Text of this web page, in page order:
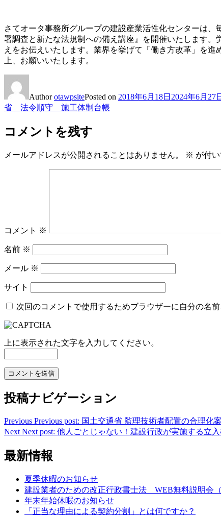
さてオータ事務所グループの建設産業活性化センターは
署調査と新たな法規制への備え講座』を開催いたします
えをお伝えいたします。業界を挙げて「働き方改革」を
上、お願いいたします。
AuthorotawpsitePosted on 2018年6月18日 2024年6月27
省 法令順守 施工体制台帳
コメントを残す
メールアドレスが公開されることはありません。 ※ が付
コメント ※
名前 ※
メール ※
サイト
次回のコメントで使用するためブラウザーに自分の名
上に表示された文字を入力してください。
投稿ナビゲーション
Previous Previous post: 国土交通省 監理技術者配置の合理化
Next Next post: 他人ごとじゃない！建設行政が実施する立入
最新情報
夏季休暇のお知らせ
建設業者のための改正行政書士法 WEB無料説明会（
年末年始休暇のお知らせ
「正当な理由による契約分割」とは何ですか？